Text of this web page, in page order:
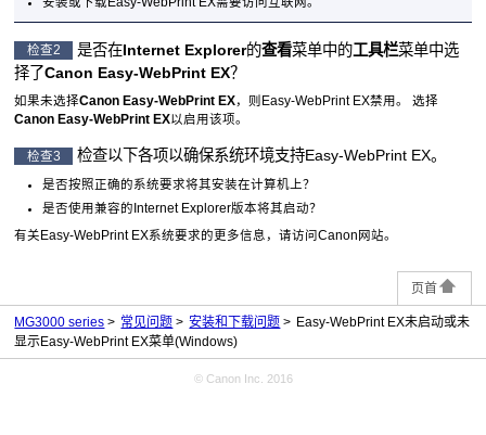
检查2 是否在Internet Explorer的查看菜单中的工具栏菜单中选
择了Canon Easy-WebPrint EX？
如果未选择Canon Easy-WebPrint EX，则 Easy-WebPrint EX禁用。
选择
Canon Easy-WebPrint EX以启用该项。
检查3 检查以下各项以确保系统环境支持Easy-WebPrint EX。
是否按照正确的系统要求将其安装在计算机上？
是否使用兼容的 Internet Explorer版本将其启动？
有关 Easy-WebPrint EX系统要求的更多信息，请访问Canon网站。
页首
MG3000 series 常见问题 安装和下载问题
Easy-WebPrint EX未启动或未
显示Easy-WebPrint EX菜单(Windows)
© Canon Inc. 2016